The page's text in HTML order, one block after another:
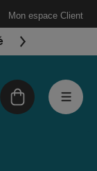
Mon espace Client
Panier